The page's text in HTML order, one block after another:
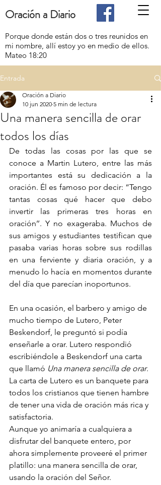
Oración a Diario
Porque donde están dos o tres reunidos en
mi nombre, allí estoy yo en medio de ellos.
Mateo 18:20
Entrada
Una manera sencilla de orar
todos los días
Oración a Diario
10 jun 2020 5 min de lectura
De todas las cosas por las que se
conoce a Martin Lutero, entre las más
importantes está su dedicación a la
oración. Él es famoso por decir: “Tengo
tantas cosas qué hacer que debo
invertir las primeras tres horas en
oración’’. Y no exageraba. Muchos de
sus amigos y estudiantes testifican que
pasaba varias horas sobre sus rodillas
en una ferviente y diaria oración, y a
menudo lo hacía en momentos durante
del día que parecían inoportunos.
En una ocasión, el barbero y amigo de
mucho tiempo de Lutero, Peter
Beskendorf, le preguntó si podía
enseñarle a orar. Lutero respondió
escribiéndole a Beskendorf una carta
que llamó Una manera sencilla de orar.
La carta de Lutero es un banquete para
todos los cristianos que tienen hambre
de tener una vida de oración más rica y
satisfactoria.
Aunque yo animaría a cualquiera a
disfrutar del banquete entero, por
ahora simplemente proveeré el primer
platillo: una manera sencilla de orar,
usando la oración del Señor.